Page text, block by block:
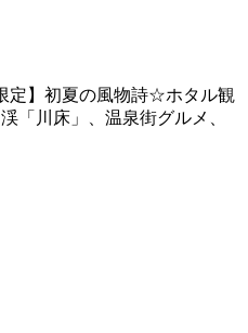
定】初夏の風物詩☆ホタル観
「川床」、温泉街グルメ、